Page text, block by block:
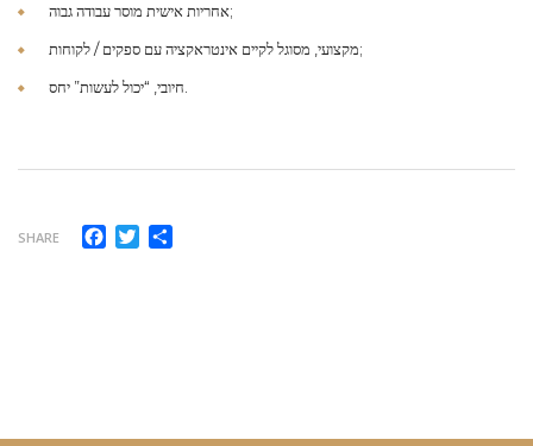
אחריות אישית מוסר עבודה גבוה;
מקצועי, מסוגל לקיים אינטראקציה עם ספקים / לקוחות;
SHARE Facebook
Twitter